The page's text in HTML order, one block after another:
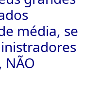
média, se
NÃO